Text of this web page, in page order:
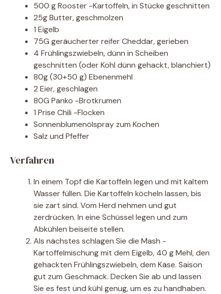
500 g Rooster -Kartoffeln, in Stücke geschnitten
25g Butter, geschmolzen
1 Eigelb
75G geräucherter reifer Cheddar, gerieben
4 Frühlingszwiebeln, dünn in Scheiben
geschnitten (oder Kohl dünn gehackt, blanchiert)
80g (30+50 g) Ebenenmehl
2 Eier, geschlagen
80G Panko -Brotkrumen
1 Prise Chili -Flocken
Sonnenblumenölspray zum Kochen
Salz und Pfeffer
Verfahren
In einem Topf die Kartoffeln legen und mit kaltem
Wasser füllen. Die Kartoffeln köcheln lassen, bis
sie zart sind. Vom Herd nehmen und gut
zerdrücken. In eine Schüssel legen und zum
Abkühlen beiseite stellen.
Als nächstes schlagen Sie die Mash -
Kartoffelmischung mit dem Eigelb, 40 g Mehl, den
gehackten Frühlingszwiebeln, dem Käse. Saison
gut zum Geschmack. Decken Sie ab und lassen
Sie es fest und kühl genug, um es zu handhaben.